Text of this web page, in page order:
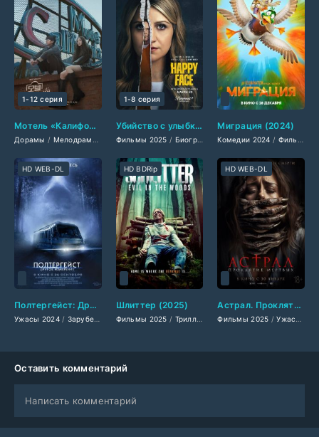
Мотель «Калифорния» (2025)
Дорамы / Мелодрамы 2025 /Сериалы 2025/Фильмы 2025/Фильмы смотреть
1-12 серия
Убийство с улыбкой (2025)
Фильмы 2025 / Биографические фильмы 2025 /
1-8 серия
Миграция (2024)
Комедии 2024 / Фильмы-приключения 2024
Полтергейст: Другое измерение (2024)
Ужасы 2024/ Зарубежные фильмы 2024 /Фильмы осени 2024/Новинки кино
HD WEB-DL
Шлиттер (2025)
Фильмы 2025 / Триллеры 2025 /Ужасы 2025/
HD BDRip
Астрал. Проклятие мёртвых (2025)
Фильмы 2025 /Ужасы 2025
HD WEB-DL
Оставить комментарий
Написать комментарий